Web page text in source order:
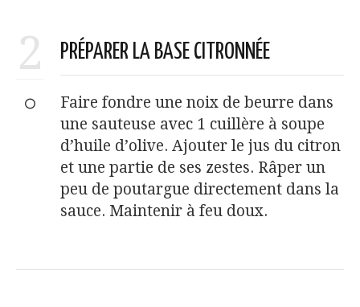
2 PRÉPARER LA BASE CITRONNÉE
Faire fondre une noix de beurre dans
une sauteuse avec 1 cuillère à soupe
d’huile d’olive. Ajouter le jus du citron
et une partie de ses zestes. Râper un
peu de poutargue directement dans la
sauce. Maintenir à feu doux.